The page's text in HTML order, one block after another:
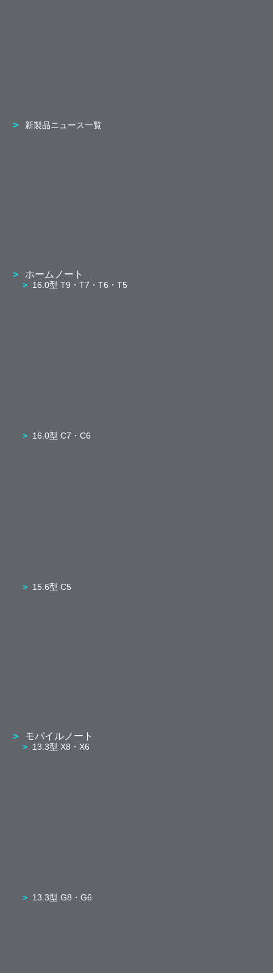
新製品ニュース一覧
ホームノート
16.0型 T9・T7・T6・T5
16.0型 C7・C6
15.6型 C5
モバイルノート
13.3型 X8・X6
13.3型 G8・G6